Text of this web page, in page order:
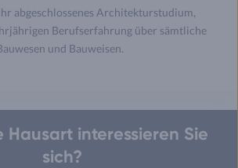
abgeschlossenes Architekturstudium,
Berufserfahrung über sämtliche
und Bauweisen.
Hausart interessieren Sie
sich?